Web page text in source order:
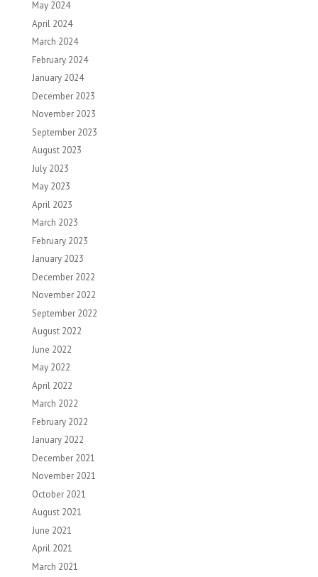
May 2024
April 2024
March 2024
February 2024
January 2024
December 2023
November 2023
September 2023
August 2023
July 2023
May 2023
April 2023
March 2023
February 2023
January 2023
December 2022
November 2022
September 2022
August 2022
June 2022
May 2022
April 2022
March 2022
February 2022
January 2022
December 2021
November 2021
October 2021
August 2021
June 2021
April 2021
March 2021